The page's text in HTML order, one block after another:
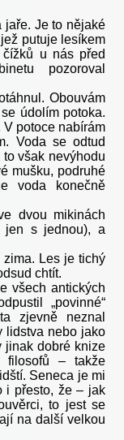
jaře. Je to nějaké
putuje lesíkem
u nás před
pozoroval
Obouvám
údolím potoka.
potoce nabírám
Voda se odtud
však nevýhodu
mušku, podruhé
voda konečně
dvou mikinách
jen s jednou), a
Les je tichý
chtít.
antických
„povinné“
zjevně neznal
lidstva nebo jako
jinak dobré knize
filosofů – takže
Seneca je mi
i přesto, že – jak
to jest se
na další velkou